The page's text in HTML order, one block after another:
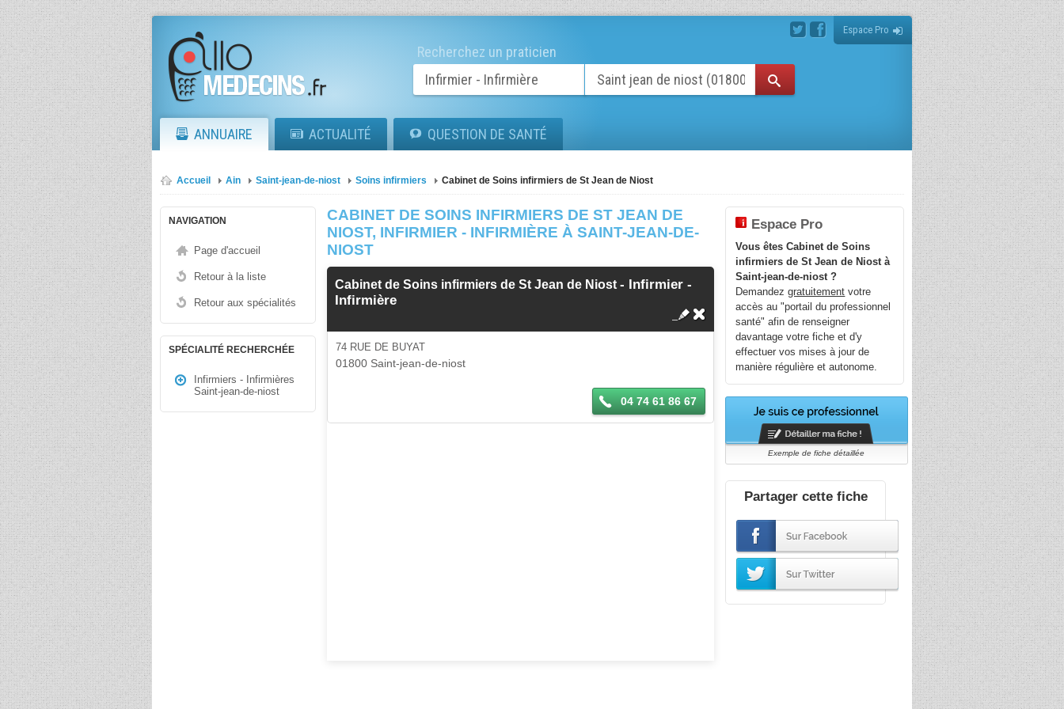
Espace Pro
Recherchez un praticien
ANNUAIRE ACTUALITÉ QUESTION DE SANTÉ
Accueil Ain Saint-jean-de-niost Soins infirmiers Cabinet de Soins infirmiers de St Jean de Niost
NAVIGATION
Page d'accueil
Retour à la liste
Retour aux spécialités
SPÉCIALITÉ RECHERCHÉE
Infirmiers - Infirmières
Saint-jean-de-niost
CABINET DE SOINS INFIRMIERS DE ST JEAN DE
NIOST, INFIRMIER - INFIRMIÈRE À SAINT-JEAN-DE-
NIOST
Cabinet de Soins infirmiers de St Jean de Niost- Infirmier -
Infirmière
74 RUE DE BUYAT
01800 Saint-jean-de-niost
04 74 61 86 67
Espace Pro
Vous êtes Cabinet de Soins
infirmiers de St Jean de Niost à
Saint-jean-de-niost ?
Demandezgratuitement votre
accès au "portail du professionnel
santé" afin de renseigner
davantage votre fiche et d'y
effectuer vos mises à jour de
manière régulière et autonome.
Exemple de fiche détaillée
Partager cette fiche